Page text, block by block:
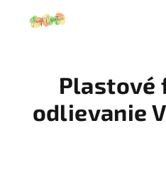
Plastové
odlievanie